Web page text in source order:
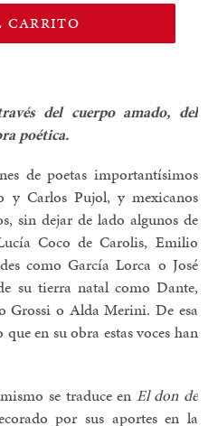
CARRITO
del cuerpo amado, del
poética.
de poetas importantísimos
y Carlos Pujol, y mexicanos
sin dejar de lado algunos de
Coco de Carolis, Emilio
como García Lorca o José
su tierra natal como Dante,
Grossi o Alda Merini. De esa
en su obra estas voces han
se traduce en El don de
por sus aportes en la